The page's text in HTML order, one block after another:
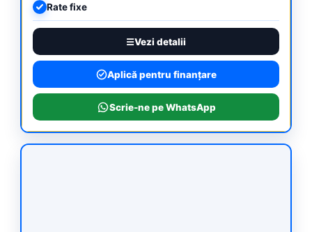
Rate fixe
Vezi detalii
Aplică pentru finanțare
Scrie-ne pe WhatsApp